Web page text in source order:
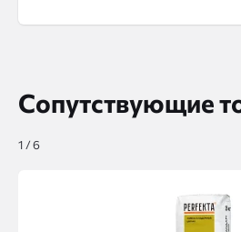
Сопутствующие
1 /6